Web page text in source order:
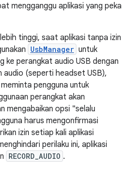
mengganggu aplikasi yang peka
tinggi, saat aplikasi tanpa izin
UsbManager untuk
ke perangkat audio USB dengan
audio (seperti headset USB),
pengguna untuk
perangkat akan
mengabaikan opsi "selalu
harus mengonfirmasi
izin setiap kali aplikasi
perilaku ini, aplikasi
RECORD_AUDIO .